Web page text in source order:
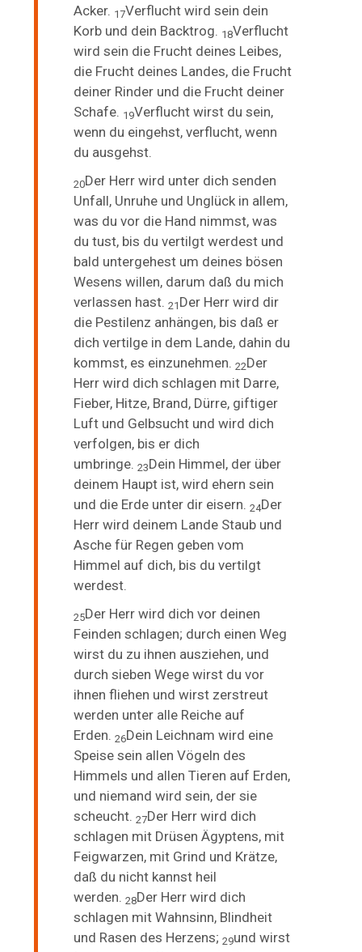
Acker. 17Verflucht wird sein dein
Korb und dein Backtrog. 18Verflucht
wird sein die Frucht deines Leibes,
die Frucht deines Landes, die Frucht
deiner Rinder und die Frucht deiner
Schafe. 19Verflucht wirst du sein,
wenn du eingehst, verflucht, wenn
du ausgehst.
20Der Herr wird unter dich senden
Unfall, Unruhe und Unglück in allem,
was du vor die Hand nimmst, was
du tust, bis du vertilgt werdest und
bald untergehest um deines bösen
Wesens willen, darum daß du mich
verlassen hast.21 Der Herr wird dir
die Pestilenz anhängen, bis daß er
dich vertilge in dem Lande, dahin du
kommst, es einzunehmen.22Der
Herr wird dich schlagen mit Darre,
Fieber, Hitze, Brand, Dürre, giftiger
Luft und Gelbsucht und wird dich
verfolgen, bis er dich
umbringe.23Dein Himmel, der über
deinem Haupt ist, wird ehern sein
und die Erde unter dir eisern. 24Der
Herr wird deinem Lande Staub und
Asche für Regen geben vom
Himmel auf dich, bis du vertilgt
werdest.
25Der Herr wird dich vor deinen
Feinden schlagen; durch einen Weg
wirst du zu ihnen ausziehen, und
durch sieben Wege wirst du vor
ihnen fliehen und wirst zerstreut
werden unter alle Reiche auf
Erden.26Dein Leichnam wird eine
Speise sein allen Vögeln des
Himmels und allen Tieren auf Erden,
und niemand wird sein, der sie
scheucht.27Der Herr wird dich
schlagen mit Drüsen Ägyptens, mit
Feigwarzen, mit Grind und Krätze,
daß du nicht kannst heil
werden.28Der Herr wird dich
schlagen mit Wahnsinn, Blindheit
und Rasen des Herzens;29und wirst